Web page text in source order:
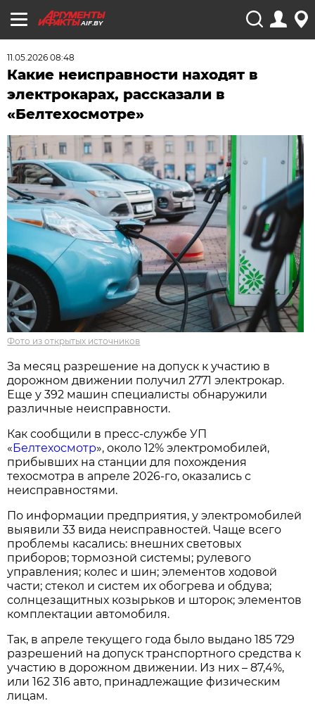
AIF.BY
11.05.2026 08:48
Какие неисправности находят в
электрокарах, рассказали в
«Белтехосмотре»
Фото из открытых источников
За месяц разрешение на допуск к участию в
дорожном движении получил 2771 электрокар.
Еще у 392 машин специалисты обнаружили
различные неисправности.
Как сообщили в пресс-службе УП
«Белтехосмотр», около 12% электромобилей,
прибывших на станции для похождения
техосмотра в апреле 2026-го, оказались с
неисправностями.
По информации предприятия, у электромобилей
выявили 33 вида неисправностей. Чаще всего
проблемы касались: внешних световых
приборов; тормозной системы; рулевого
управления; колес и шин; элементов ходовой
части; стекол и систем их обогрева и обдува;
солнцезащитных козырьков и шторок; элементов
комплектации автомобиля.
Так, в апреле текущего года было выдано 185 729
разрешений на допуск транспортного средства к
участию в дорожном движении. Из них – 87,4%,
или 162 316 авто, принадлежащие физическим
лицам.